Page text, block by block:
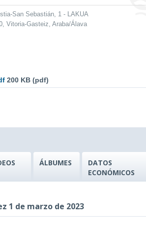
San Sebastián, 1 - LAKUA
Vitoria-Gasteiz, Araba/Álava
200 KB (pdf)
ÁLBUMES
DATOS
ECONÓMICOS
1 de marzo de 2023